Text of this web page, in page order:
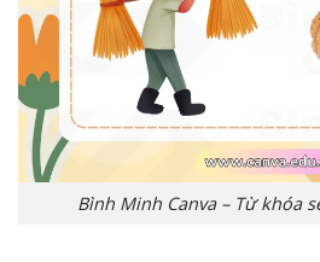
Bình Minh Canva – Từ khóa